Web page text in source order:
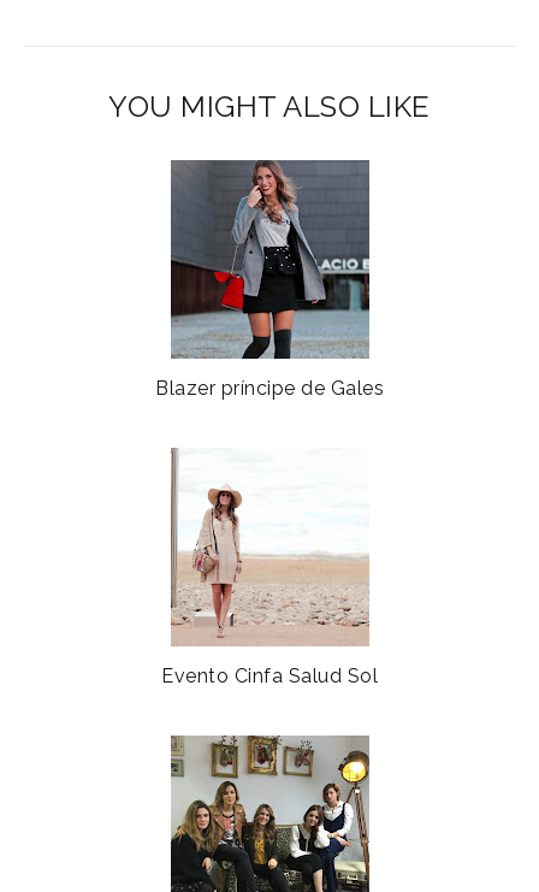
YOU MIGHT ALSO LIKE
Blazer príncipe de Gales
Evento Cinfa Salud Sol